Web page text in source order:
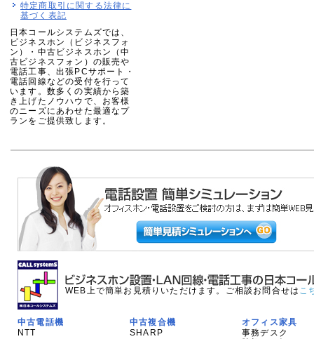
特定商取引に関する法律に
基づく表記
日本コールシステムズでは、
ビジネスホン（ビジネスフォ
ン）・中古ビジネスホン（中
古ビジネスフォン）の販売や
電話工事、出張PCサポート・
電話回線などの受付を行って
います。数多くの実績から築
き上げたノウハウで、お客様
のニーズにあわせた最適なプ
ランをご提供致します。
WEB上で簡単お見積りいただけます。ご相談お問合せは こ
中古電話機
NTT
中古複合機
SHARP
オフィス家具
事務デスク